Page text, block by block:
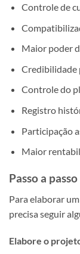
Controle de
Maior poder
Credibilidade
Controle do
Registro
Participação
Maior
Passo a
Para elaborar
precisa seguir
Elabore o